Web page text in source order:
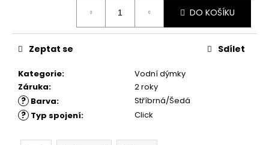
DO KOŠÍKU
Kategorie:
Vodní dýmky
Záruka: 2 roky
? Barva: Stříbrná/Šedá
? Typ spojení: Click
Zeptat se Sdílet